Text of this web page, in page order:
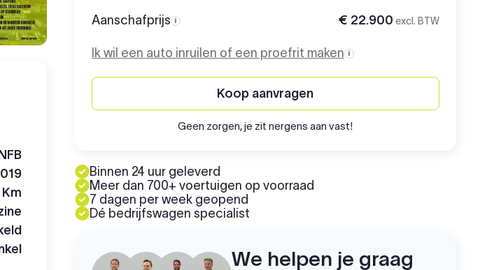
Aanschafprijs Aanschafprijs € 22.900 excl. BTW
Ik wil een auto inruilen of een proefrit maken
Koop aanvragen
Geen zorgen, je zit nergens aan vast!
Binnen 24 uur geleverd
Meer dan 700+ voertuigen op voorraad
7 dagen per week geopend
Dé bedrijfswagen specialist
We helpen je graag